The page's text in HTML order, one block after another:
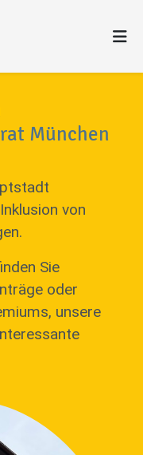
München
von
Sie
oder
unsere